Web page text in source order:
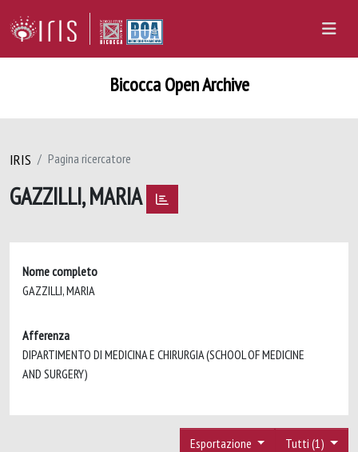
Bicocca Open Archive
IRIS Pagina ricercatore
GAZZILLI, MARIA
Nome completo
GAZZILLI, MARIA
Afferenza
DIPARTIMENTO DI MEDICINA E CHIRURGIA (SCHOOL OF MEDICINE
AND SURGERY)
Tutti (1)
Esportazione